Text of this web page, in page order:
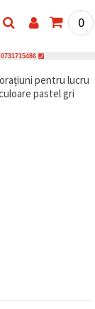
0
0731715486
pentru lucru
pastel gri